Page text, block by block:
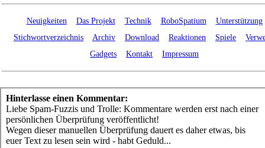
Neuigkeiten Das Projekt Technik RoboSpatium
Unterstützung
Stichwortverzeichnis
Archiv Download Reaktionen Spiele
Gadgets
Kontakt Impressum